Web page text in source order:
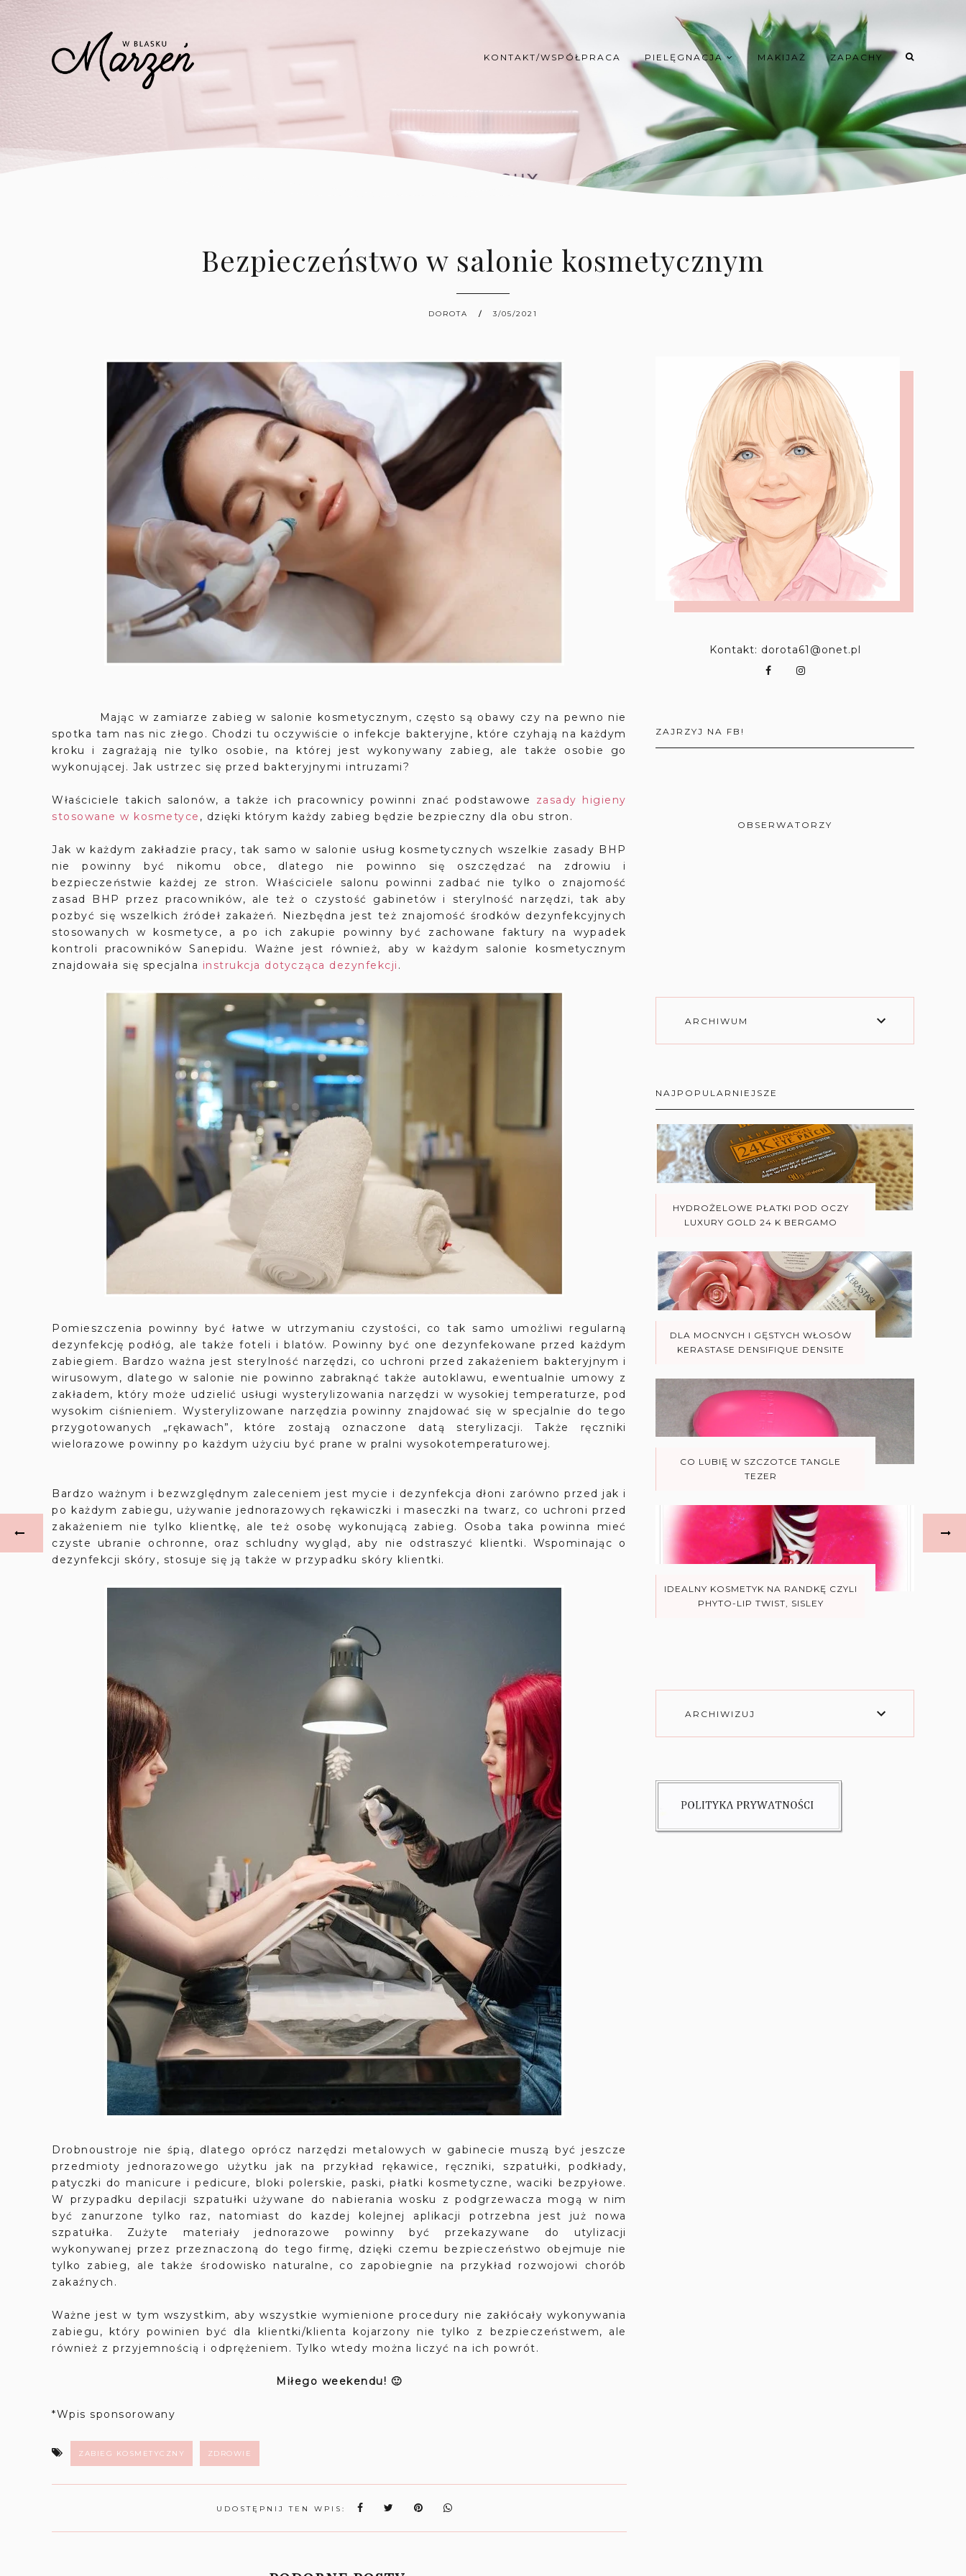
KONTAKT/WSPÓŁPRACA PIELĘGNACJA MAKIJAŻ ZAPACHY
Bezpieczeństwo w salonie kosmetycznym
DOROTA 3/05/2021
Mając w zamiarze zabieg w salonie kosmetycznym, często są obawy czy na pewno nie
spotka tam nas nic złego. Chodzi tu oczywiście o infekcje bakteryjne, które czyhają na każdym
kroku i zagrażają nie tylko osobie, na której jest wykonywany zabieg, ale także osobie go
wykonującej. Jak ustrzec się przed bakteryjnymi intruzami?
Właściciele takich salonów, a także ich pracownicy powinni znać podstawowe zasady higieny
stosowane w kosmetyce , dzięki którym każdy zabieg będzie bezpieczny dla obu stron.
Jak w każdym zakładzie pracy, tak samo w salonie usług kosmetycznych wszelkie zasady BHP
nie powinny być nikomu obce, dlatego nie powinno się oszczędzać na zdrowiu i
bezpieczeństwie każdej ze stron. Właściciele salonu powinni zadbać nie tylko o znajomość
zasad BHP przez pracowników, ale też o czystość gabinetów i sterylność narzędzi, tak aby
pozbyć się wszelkich źródeł zakażeń. Niezbędna jest też znajomość środków dezynfekcyjnych
stosowanych w kosmetyce, a po ich zakupie powinny być zachowane faktury na wypadek
kontroli pracowników Sanepidu. Ważne jest również, aby w każdym salonie kosmetycznym
znajdowała się specjalna instrukcja dotycząca dezynfekcji .
Pomieszczenia powinny być łatwe w utrzymaniu czystości, co tak samo umożliwi regularną
dezynfekcję podłóg, ale także foteli i blatów. Powinny być one dezynfekowane przed każdym
zabiegiem. Bardzo ważna jest sterylność narzędzi, co uchroni przed zakażeniem bakteryjnym i
wirusowym, dlatego w salonie nie powinno zabraknąć także autoklawu, ewentualnie umowy z
zakładem, który może udzielić usługi wysterylizowania narzędzi w wysokiej temperaturze, pod
wysokim ciśnieniem. Wysterylizowane narzędzia powinny znajdować się w specjalnie do tego
przygotowanych „rękawach”, które zostają oznaczone datą sterylizacji. Także ręczniki
wielorazowe powinny po każdym użyciu być prane w pralni wysokotemperaturowej.
Bardzo ważnym i bezwzględnym zaleceniem jest mycie i dezynfekcja dłoni zarówno przed jak i
po każdym zabiegu, używanie jednorazowych rękawiczki i maseczki na twarz, co uchroni przed
zakażeniem nie tylko klientkę, ale też osobę wykonującą zabieg. Osoba taka powinna mieć
czyste ubranie ochronne, oraz schludny wygląd, aby nie odstraszyć klientki. Wspominając o
dezynfekcji skóry, stosuje się ją także w przypadku skóry klientki.
Drobnoustroje nie śpią, dlatego oprócz narzędzi metalowych w gabinecie muszą być jeszcze
przedmioty jednorazowego użytku jak na przykład rękawice, ręczniki, szpatułki, podkłady,
patyczki do manicure i pedicure, bloki polerskie, paski, płatki kosmetyczne, waciki bezpyłowe.
W przypadku depilacji szpatułki używane do nabierania wosku z podgrzewacza mogą w nim
być zanurzone tylko raz, natomiast do kazdej kolejnej aplikacji potrzebna jest już nowa
szpatułka. Zużyte materiały jednorazowe powinny być przekazywane do utylizacji
wykonywanej przez przeznaczoną do tego firmę, dzięki czemu bezpieczeństwo obejmuje nie
tylko zabieg, ale także środowisko naturalne, co zapobiegnie na przykład rozwojowi chorób
zakaźnych.
Ważne jest w tym wszystkim, aby wszystkie wymienione procedury nie zakłócały wykonywania
zabiegu, który powinien być dla klientki/klienta kojarzony nie tylko z bezpieczeństwem, ale
również z przyjemnością i odprężeniem. Tylko wtedy można liczyć na ich powrót.
Miłego weekendu! 🙂
*Wpis sponsorowany
ZABIEG KOSMETYCZNY ZDROWIE
UDOSTĘPNIJ TEN WPIS:
Kontakt: dorota61@onet.pl
ZAJRZYJ NA FB!
OBSERWATORZY
ARCHIWUM
NAJPOPULARNIEJSZE
HYDROŻELOWE PŁATKI POD OCZY
LUXURY GOLD 24 K BERGAMO
DLA MOCNYCH I GĘSTYCH WŁOSÓW
KERASTASE DENSIFIQUE DENSITE
CO LUBIĘ W SZCZOTCE TANGLE
TEZER
IDEALNY KOSMETYK NA RANDKĘ CZYLI
PHYTO-LIP TWIST, SISLEY
ARCHIWIZUJ